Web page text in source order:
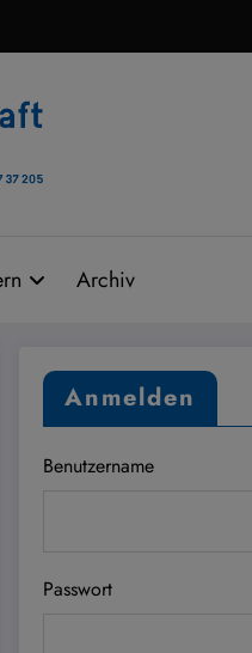
Archiv
Anmelden
Benutzername
Passwort